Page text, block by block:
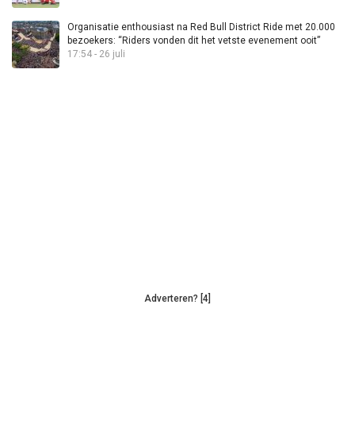
Organisatie enthousiast na Red Bull District Ride met 20.000
bezoekers: “Riders vonden dit het vetste evenement ooit”
17:54 - 26 juli
Adverteren? [4]